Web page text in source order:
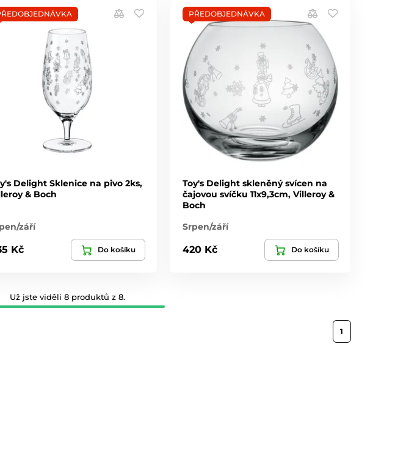
Delight Sklenice na pivo 2ks,
& Boch
září
Kč Do košíku
PŘEDOBJEDNÁVKA
Toy's Delight skleněný svícen na
čajovou svíčku 11x9,3cm, Villeroy &
Boch
Srpen/září
420 Kč Do košíku
Už jste viděli 8 produktů z 8.
1